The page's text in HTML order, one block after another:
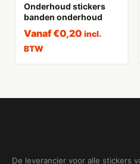
Onderhoud stickers
banden onderhoud
Vanaf€0,20 incl.
BTW
De leverancier voor alle stickers